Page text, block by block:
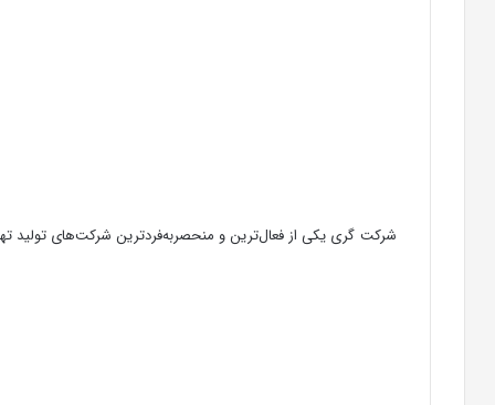
شرکت گری یکی از فعال‌ترین و منحصربه‌فردترین شرکت‌های تولید